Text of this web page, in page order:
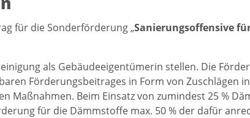
für die Sonderförderung „Sanierungsoffensive
als Gebäudeeigentümerin stellen. Die
Förderungsbeitrages in Form von Zuschlägen
Maßnahmen. Beim Einsatz von zumindest 25 %
für die Dämmstoffe max. 50 % der dafür